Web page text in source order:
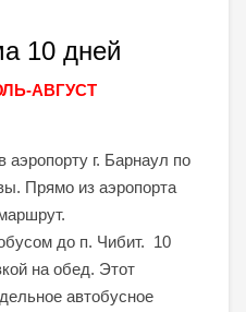
10 дней
АВГУСТ
аэропорту г. Барнаул по
Прямо из аэропорта
до п. Чибит. 10
на обед. Этот
автобусное